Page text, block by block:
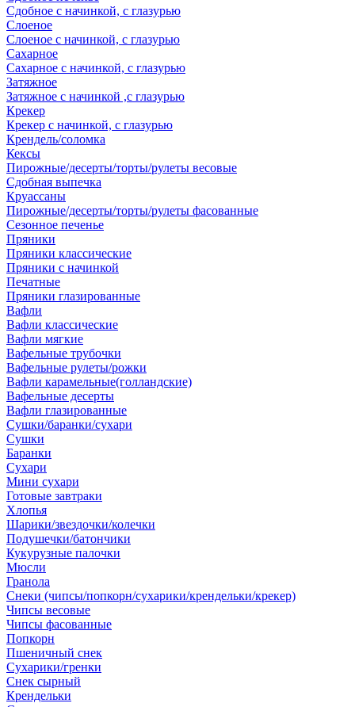
Сдобное с начинкой, с глазурью
Слоеное
Слоеное с начинкой, с глазурью
Сахарное
Сахарное с начинкой, с глазурью
Затяжное
Затяжное с начинкой ,с глазурью
Крекер
Крекер с начинкой, с глазурью
Крендель/соломка
Кексы
Пирожные/десерты/торты/рулеты весовые
Сдобная выпечка
Круассаны
Пирожные/десерты/торты/рулеты фасованные
Сезонное печенье
Пряники
Пряники классические
Пряники с начинкой
Печатные
Пряники глазированные
Вафли
Вафли классические
Вафли мягкие
Вафельные трубочки
Вафельные рулеты/рожки
Вафли карамельные(голландские)
Вафельные десерты
Вафли глазированные
Сушки/баранки/сухари
Сушки
Баранки
Сухари
Мини сухари
Готовые завтраки
Хлопья
Шарики/звездочки/колечки
Подушечки/батончики
Кукурузные палочки
Мюсли
Гранола
Снеки (чипсы/попкорн/сухарики/крендельки/крекер)
Чипсы весовые
Чипсы фасованные
Попкорн
Пшеничный снек
Сухарики/гренки
Снек сырный
Крендельки